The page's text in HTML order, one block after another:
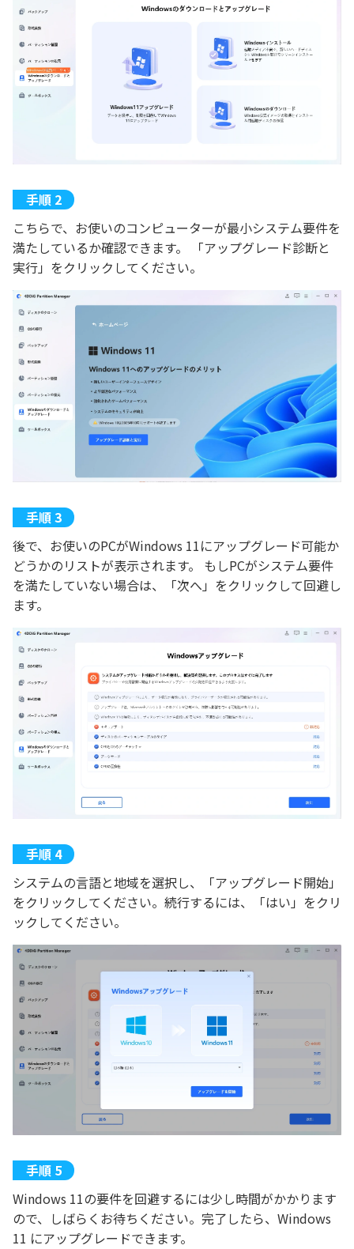
こちらで、お使いのコンピューターが最小システム要件を
満たしているか確認できます。 「アップグレード診断と
実行」をクリックしてください。
後で、お使いのPCがWindows 11にアップグレード可能か
どうかのリストが表示されます。 もしPCがシステム要件
を満たしていない場合は、「次へ」をクリックして回避し
ます。
システムの言語と地域を選択し、「アップグレード開始」
をクリックしてください。続行するには、「はい」をクリ
ックしてください。
Windows 11の要件を回避するには少し時間がかかります
ので、しばらくお待ちください。完了したら、Windows
11 にアップグレードできます。